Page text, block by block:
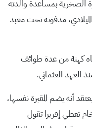
الصخرية بمساعدة والدته
من التقويم الميلادي، مدفونة تحت معبد
كهنة من عدة طوائف
العثماني.
أنه يضم المقبرة نفسها،
تغطي إفريزا تقول